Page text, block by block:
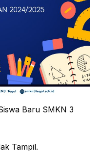
Baru SMKN 3
Tampil.